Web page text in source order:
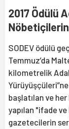
2017 Ödülü
SODEV ödülü
Temmuz’da
kilometrelik
başlatılan ve
yapılan "ifade ve
gazetecilerin